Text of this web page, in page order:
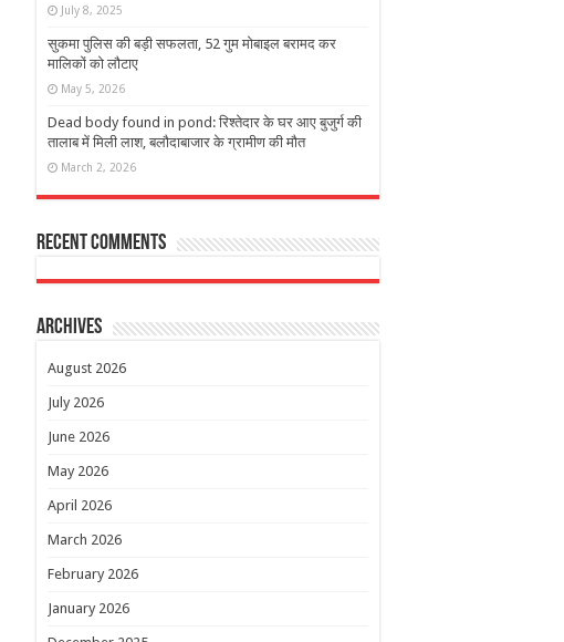
July 8, 2025
सुकमा पुलिस की बड़ी सफलता, 52 गुम मोबाइल बरामद कर
मालिकों को लौटाए
May 5, 2026
Dead body found in pond: रिश्तेदार के घर आए बुजुर्ग की
तालाब में मिली लाश, बलौदाबाजार के ग्रामीण की मौत
March 2, 2026
Recent Comments
Archives
August 2026
July 2026
June 2026
May 2026
April 2026
March 2026
February 2026
January 2026